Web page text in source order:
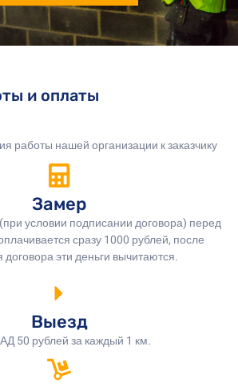
и оплаты
работы нашей организации к заказчику
Замер
условии подписании договора) перед
сразу 1000 рублей, после
эти деньги вычитаются.
Выезд
50 рублей за каждый 1 км.